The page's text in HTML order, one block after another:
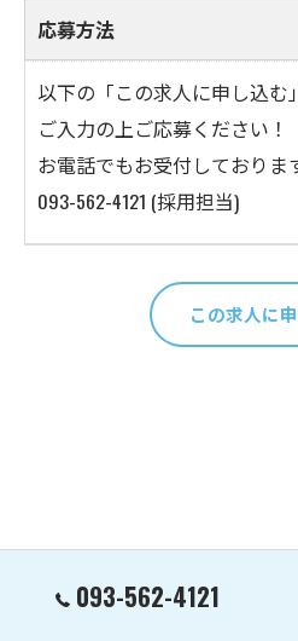
応募方法
以下の「この求人に申し込む
ご入力の上ご応募ください！
お電話でもお受付しておりま
093-562-4121 (採用担当)
この求人に
093-562-4121